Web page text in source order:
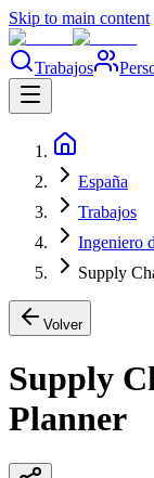
Skip to main content
Trabajos
España
Trabajos
Ingeniero
Supply
Volver
Supply
Planner